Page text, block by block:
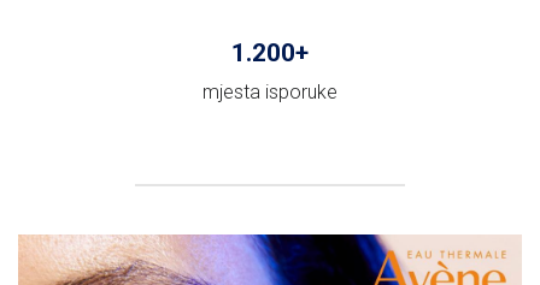
1 .200+
mjesta isporuke